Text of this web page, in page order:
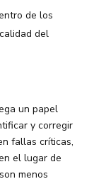
de los
del
un papel
y corregir
fallas críticas,
el lugar de
menos